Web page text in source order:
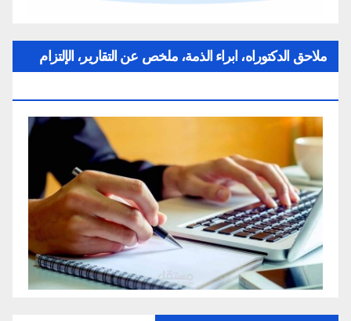
ملاحق الدكتوراه، ابراء الذمة، ملخص عن التقارير، الإلتزام